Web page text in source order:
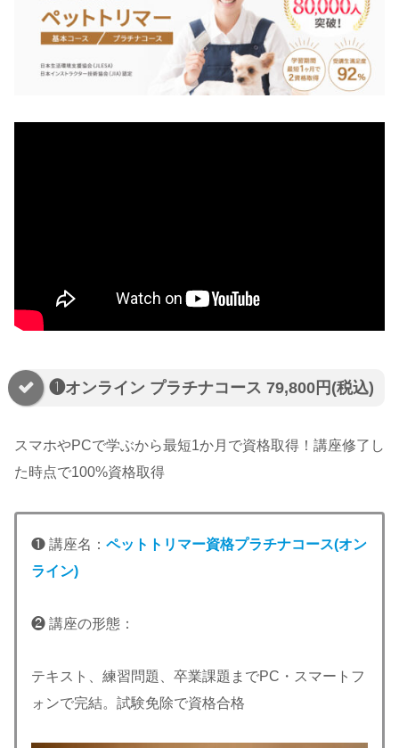
❶オンライン プラチナコース 79,800円(税込)
スマホやPCで学ぶから最短1か月で資格取得！講座修了し
た時点で100%資格取得
❶ 講座名： ペットトリマー資格プラチナコース(オン
ライン)
❷ 講座の形態：
テキスト、練習問題、卒業課題までPC・スマートフ
ォンで完結。試験免除で資格合格